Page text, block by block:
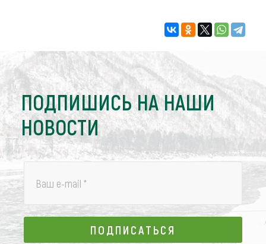
ПОДПИШИСЬ НА НАШИ
НОВОСТИ
Ваш e-mail *
ПОДПИСАТЬСЯ